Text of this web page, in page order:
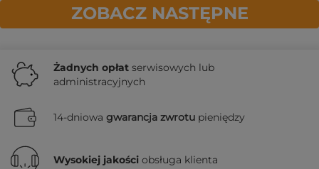
ZOBACZ NASTĘPNE
Żadnych opłat serwisowych lub
administracyjnych
14-dniowa gwarancja zwrotu pieniędzy
Wysokiej jakości obsługa klienta